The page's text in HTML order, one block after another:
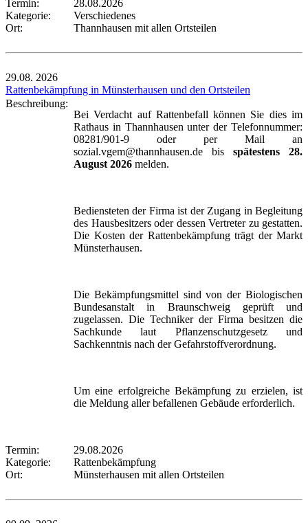
Termin:
28.08.2026
Kategorie:
Verschiedenes
Ort:
Thannhausen mit allen Ortsteilen
29.08. 2026
Rattenbekämpfung in Münsterhausen und den Ortsteilen
Beschreibung:
Bei Verdacht auf Rattenbefall können Sie dies im
Rathaus in Thannhausen unter der Telefonnummer:
08281/901-9 oder per Mail an
sozial.vgem@thannhausen.de bis spätestens 28.
August 2026 melden.
Bediensteten der Firma ist der Zugang in Begleitung
des Hausbesitzers oder dessen Vertreter zu gestatten.
Die Kosten der Rattenbekämpfung trägt der Markt
Münsterhausen.
Die Bekämpfungsmittel sind von der Biologischen
Bundesanstalt in Braunschweig geprüft und
zugelassen. Die Techniker der Firma besitzen die
Sachkunde laut Pflanzenschutzgesetz und
Sachkenntnis nach der Gefahrstoffverordnung.
Um eine erfolgreiche Bekämpfung zu erzielen, ist
die Meldung aller befallenen Gebäude erforderlich.
Termin:
29.08.2026
Kategorie:
Rattenbekämpfung
Ort:
Münsterhausen mit allen Ortsteilen